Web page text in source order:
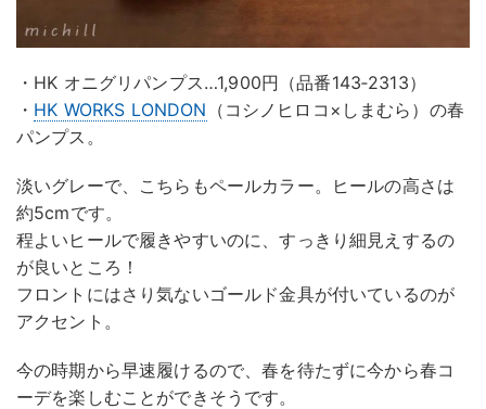
・HK オニグリパンプス…1,900円（品番143‐2313）
・ HK WORKS LONDON （コシノヒロコ×しまむら）の春
パンプス。
淡いグレーで、こちらもペールカラー。ヒールの高さは
約5cmです。
程よいヒールで履きやすいのに、すっきり細見えするの
が良いところ！
フロントにはさり気ないゴールド金具が付いているのが
アクセント。
今の時期から早速履けるので、春を待たずに今から春コ
ーデを楽しむことができそうです。